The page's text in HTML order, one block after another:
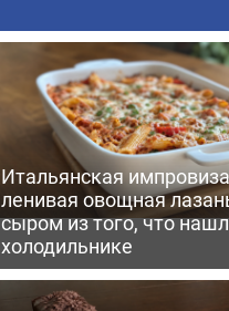
Итальянская
ленивая овощная
сыром из того, что
холодильнике